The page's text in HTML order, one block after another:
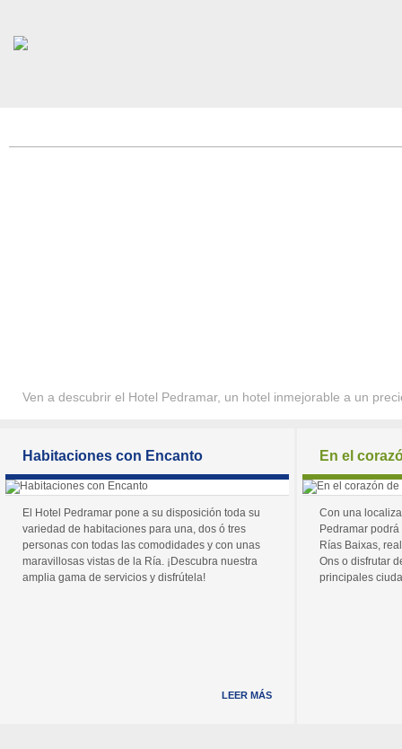
Ven a descubrir el Hotel Pedramar, un hotel inmejorable a un
Habitaciones con Encanto
El Hotel Pedramar pone a su disposición toda su
variedad de habitaciones para una, dos ó tres
personas con todas las comodidades y con unas
maravillosas vistas de la Ría. ¡Descubra nuestra
amplia gama de servicios y disfrútela!
LEER MÁS
En el
Con una
Pedramar
Rías Baixas,
Ons o disfrutar
principales